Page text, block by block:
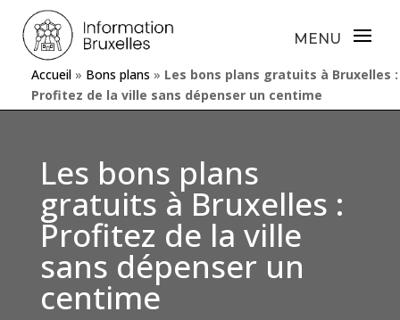
Accueil » Bons plans » Les bons plans gratuits à Bruxelles :
Profitez de la ville sans dépenser un centime
Les bons plans
gratuits à Bruxelles :
Profitez de la ville
sans dépenser un
centime